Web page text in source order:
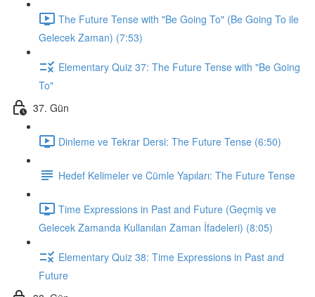
The Future Tense with "Be Going To" (Be Going To ile
Gelecek Zaman) (7:53)
Elementary Quiz 37: The Future Tense with "Be Going
To"
37. Gün
Dinleme ve Tekrar Dersi: The Future Tense (6:50)
Hedef Kelimeler ve Cümle Yapıları: The Future Tense
Time Expressions in Past and Future (Geçmiş ve
Gelecek Zamanda Kullanılan Zaman İfadeleri) (8:05)
Elementary Quiz 38: Time Expressions in Past and
Future